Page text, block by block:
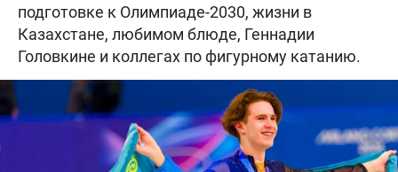
подготовке к Олимпиаде-2030, жизни в
Казахстане, любимом блюде, Геннадии
Головкине и коллегах по фигурному катанию.